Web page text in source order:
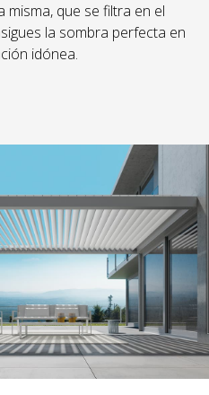
misma, que se filtra en el
la sombra perfecta en
idónea.
con las
las lamas dependiendo de
térmico.
nos encargamos de
o patio. ¡Consigue un
adaptable!